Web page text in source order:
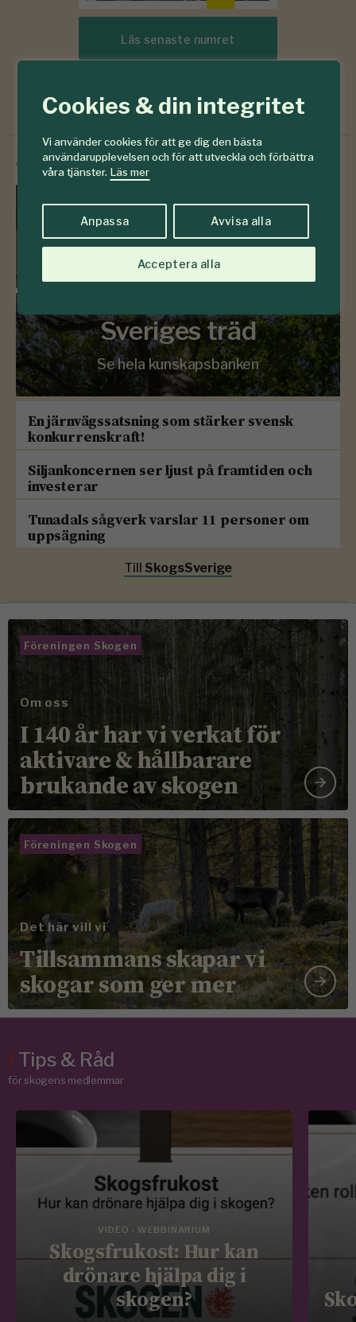
Cookies & din integritet
Vi använder cookies för att ge dig den bästa
användarupplevelsen och för att utveckla och förbättra
våra tjänster. Läs mer
Anpassa Avvisa alla
Acceptera alla
Läs senaste numret
/ Innehåll frånSkogsSverige
Frågelådan
783 frågor & svar om skogen
Sveriges träd
Se hela kunskapsbanken
En järnvägssatsning som stärker svensk
konkurrenskraft!
Siljankoncernen ser ljust på framtiden och
investerar
Tunadals sågverk varslar 11 personer om
uppsägning
Till SkogsSverige
Föreningen Skogen
Om oss
I 140 år har vi verkat för
aktivare & hållbarare
brukande av skogen
Föreningen Skogen
Det här vill vi
Tillsammans skapar vi
skogar som ger mer
/Tips & Råd
för skogens medlemmar
VIDEO - WEBBINARIUM
Skogsfrukost: Hur kan
drönare hjälpa dig i
skogen?